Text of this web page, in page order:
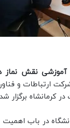
آموزشی نقش نماز
ارتباطات و
کرمانشاه برگزار شد
در باب اهمیت